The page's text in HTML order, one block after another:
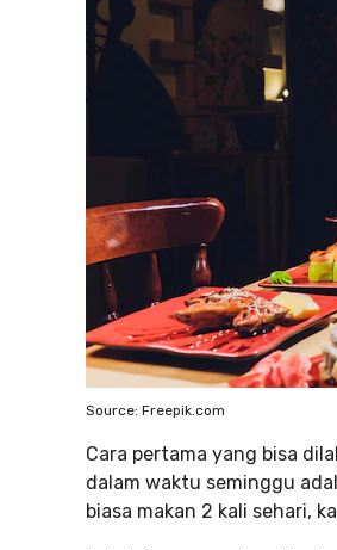
Source: Freepik.com
Cara pertama yang bisa
dalam waktu seminggu
biasa makan 2 kali sehari,